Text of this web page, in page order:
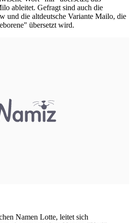
ableitet. Gefragt sind auch die
und die altdeutsche Variante Mailo, die
übersetzt wird.
Namen Lotte, leitet sich